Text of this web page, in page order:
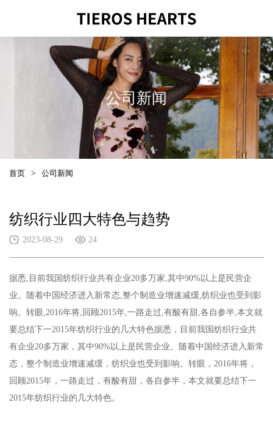
公司新闻
首页 > 公司新闻
纺织行业四大特色与趋势
2023-08-29 24
据悉,目前我国纺织行业共有企业20多万家,其中90%以上是民营企
业。随着中国经济进入新常态,整个制造业增速减缓,纺织业也受到影
响。转眼,2016年将,回顾2015年,一路走过,有酸有甜,各自参半,本文就
要总结下一2015年纺织行业的几大特色据悉，目前我国纺织行业共
有企业20多万家，其中90%以上是民营企业。随着中国经济进入新常
态，整个制造业增速减缓，纺织业也受到影响。转眼，2016年将，
回顾2015年，一路走过，有酸有甜，各自参半，本文就要总结下一
2015年纺织行业的几大特色。